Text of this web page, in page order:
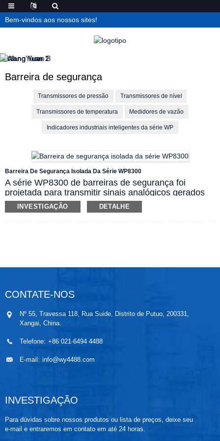
Bem-vindos aos nossos sites!
Barreira de segurança
Transmissores de pressão Transmissores de nível
Transmissores de temperatura Medidores de vazão
Indicadores industriais inteligentes da série WP
Barreira De Segurança Isolada Da Série WP8300
A série WP8300 de barreiras de segurança foi
projetada para transmitir sinais analógicos gerados
por um transmissor ou sensor de temperatura entre a
área classificada como perigosa e a área segura. O
INVESTIGAÇÃO DETALHE
CONTATE-NOS
Nº 55, Travessa 118, Rua Suide, Distrito de Putuo, 200331,
Xangai, China.
Telefone: +86 021-6494 4488
E-mail: info@wy4488.com
INVESTIGAÇÃO
Para dúvidas sobre nossos produtos ou lista de preços, deixe seu
e-mail e entraremos em contato em até 24 horas.